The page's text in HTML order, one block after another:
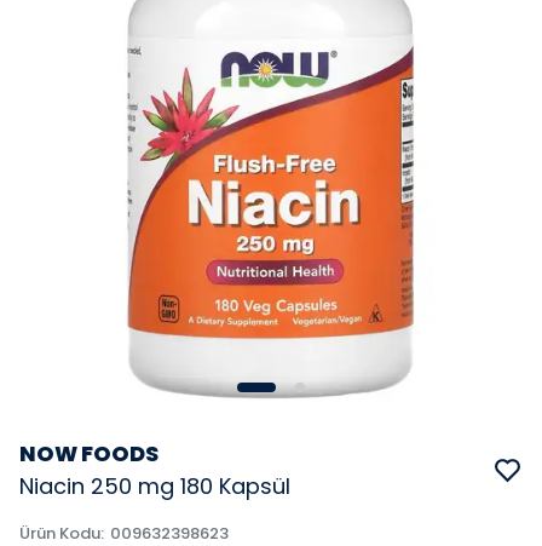
NOW FOODS
Niacin 250 mg 180 Kapsül
Ürün Kodu: 009632398623